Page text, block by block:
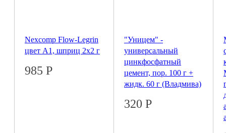
Nexcomp Flow-Legrin
цвет A1, шприц 2х2 г
985 Р
"Уницем" -
универсальный
цинкфосфатный
цемент, пор. 100 г +
жидк. 60 г (Владмива)
320 Р